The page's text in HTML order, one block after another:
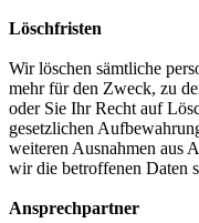
Löschfristen
Wir löschen sämtliche
mehr für den Zweck, zu
oder Sie Ihr Recht auf
gesetzlichen
weiteren Ausnahmen aus
wir die betroffenen Daten
Ansprechpartner